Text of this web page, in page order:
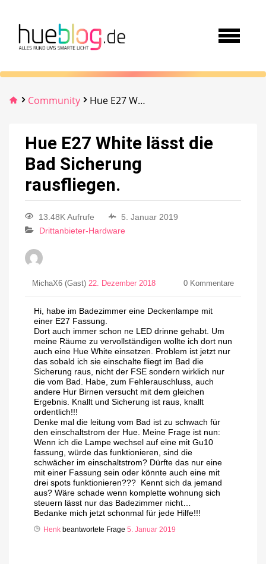
Community Hue E27 White lässt die Bad Sicherung rausfliegen.
Hue E27 White lässt die
Bad Sicherung
rausfliegen.
13.48K Aufrufe
5. Januar 2019
Drittanbieter-Hardware
MichaX6 (Gast) 22. Dezember 2018 0 Kommentare
Hi, habe im Badezimmer eine Deckenlampe mit
einer E27 Fassung.
Dort auch immer schon ne LED drinne gehabt. Um
meine Räume zu vervollständigen wollte ich dort nun
auch eine Hue White einsetzen. Problem ist jetzt nur
das sobald ich sie einschalte fliegt im Bad die
Sicherung raus, nicht der FSE sondern wirklich nur
die vom Bad. Habe, zum Fehlerauschluss, auch
andere Hur Birnen versucht mit dem gleichen
Ergebnis. Knallt und Sicherung ist raus, knallt
ordentlich!!!
Denke mal die leitung vom Bad ist zu schwach für
den einschaltstrom der Hue. Meine Frage ist nun:
Wenn ich die Lampe wechsel auf eine mit Gu10
fassung, würde das funktionieren, sind die
schwächer im einschaltstrom? Dürfte das nur eine
mit einer Fassung sein oder könnte auch eine mit
drei spots funktionieren??? Kennt sich da jemand
aus? Wäre schade wenn komplette wohnung sich
steuern lässt nur das Badezimmer nicht…
Bedanke mich jetzt schonmal für jede Hilfe!!!
Henk beantwortete Frage 5. Januar 2019